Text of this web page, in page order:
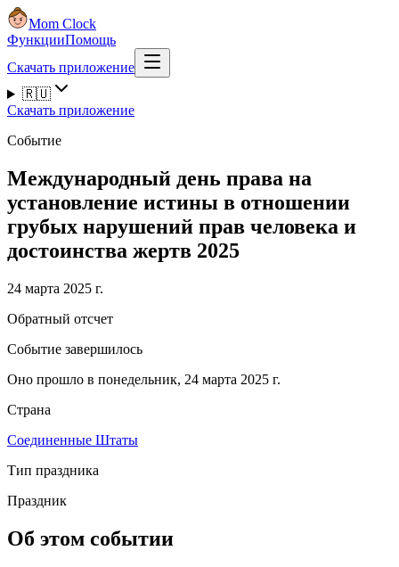
Mom Clock
ФункцииПомощь
Скачать приложение
🇷🇺
Скачать приложение
Событие
Международный день права на
установление истины в отношении
грубых нарушений прав человека и
достоинства жертв 2025
24 марта 2025 г.
Обратный отсчет
Событие завершилось
Оно прошло в понедельник, 24 марта 2025 г.
Страна
Соединенные Штаты
Тип праздника
Праздник
Об этом событии